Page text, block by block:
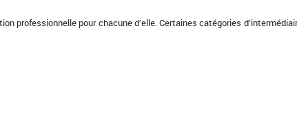
professionnelle pour chacune d’elle. Certaines catégories